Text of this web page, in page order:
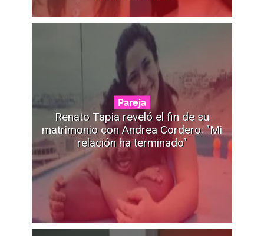
Pareja
Renato Tapia reveló el fin de su
matrimonio con Andrea Cordero: "Mi
relación ha terminado"